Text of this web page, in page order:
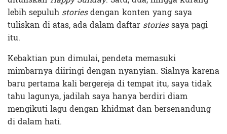
lebih sepuluh storiesdengan konten yang saya
tuliskan di atas, ada dalam daftar storiessaya pagi
itu.
Kebaktian pun dimulai, pendeta memasuki
mimbarnya diiringi dengan nyanyian. Sialnya karena
baru pertama kali bergereja di tempat itu, saya tidak
tahu lagunya, jadilah saya hanya berdiri diam
mengikuti lagu dengan khidmat dan bersenandung
di dalam hati.